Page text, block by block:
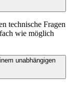
technische Fragen
wie möglich
unabhängigen